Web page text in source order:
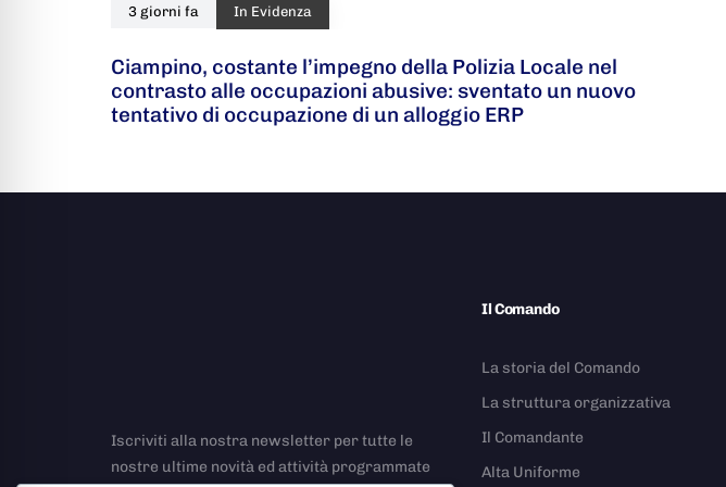
3 giorni fa In Evidenza
Ciampino, costante l’impegno della Polizia Locale nel
contrasto alle occupazioni abusive: sventato un nuovo
tentativo di occupazione di un alloggio ERP
Iscriviti alla nostra newsletter per tutte le
nostre ultime novità ed attività programmate
Il Comando
La storia del Comando
La struttura organizzativa
Il Comandante
Alta Uniforme